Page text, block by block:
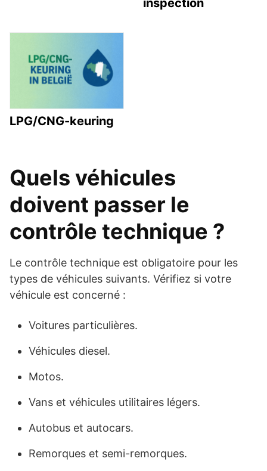
inspection
LPG/CNG-keuring
Quels véhicules
doivent passer le
contrôle technique ?
Le contrôle technique est obligatoire pour les
types de véhicules suivants. Vérifiez si votre
véhicule est concerné :
Voitures particulières.
Véhicules diesel.
Motos.
Vans et véhicules utilitaires légers.
Autobus et autocars.
Remorques et semi-remorques.